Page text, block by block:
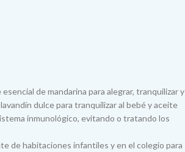
de mandarina para alegrar, tranquilizar y
dulce para tranquilizar al bebé y aceite
inmunológico, evitando o tratando los
de habitaciones infantiles y en el colegio para